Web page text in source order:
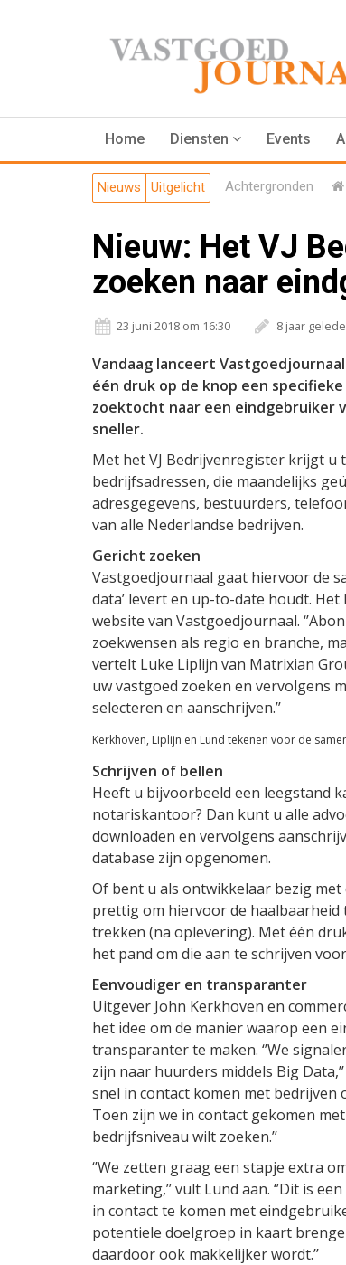
Home Diensten Events
Nieuws Uitgelicht Achtergronden
Nieuw: Het VJ
zoeken naar
23 juni 2018 om 16:30 8 jaar
Vandaag lanceert Vastgoedjournaal
één druk op de knop een
zoektocht naar een eindgebruiker
sneller.
Met het VJ Bedrijvenregister krijgt u
bedrijfsadressen, die maandelijks
adresgegevens, bestuurders,
van alle Nederlandse bedrijven.
Gericht zoeken
Vastgoedjournaal gaat hiervoor de
data’ levert en up-to-date houdt.
website van Vastgoedjournaal.
zoekwensen als regio en branche,
vertelt Luke Liplijn van Matrixian
uw vastgoed zoeken en vervolgens
selecteren en aanschrijven.’’
Kerkhoven, Liplijn en Lund tekenen voor de
Schrijven of bellen
Heeft u bijvoorbeeld een leegstand
notariskantoor? Dan kunt u alle
downloaden en vervolgens
database zijn opgenomen.
Of bent u als ontwikkelaar bezig
prettig om hiervoor de
trekken (na oplevering). Met één
het pand om die aan te schrijven
Eenvoudiger en transparanter
Uitgever John Kerkhoven en
het idee om de manier waarop een
transparanter te maken. ‘’We
zijn naar huurders middels Big
snel in contact komen met bedrijven
Toen zijn we in contact gekomen
bedrijfsniveau wilt zoeken.’’
‘’We zetten graag een stapje extra
marketing,’’ vult Lund aan. ‘’Dit is
in contact te komen met
potentiele doelgroep in kaart
daardoor ook makkelijker wordt.’’